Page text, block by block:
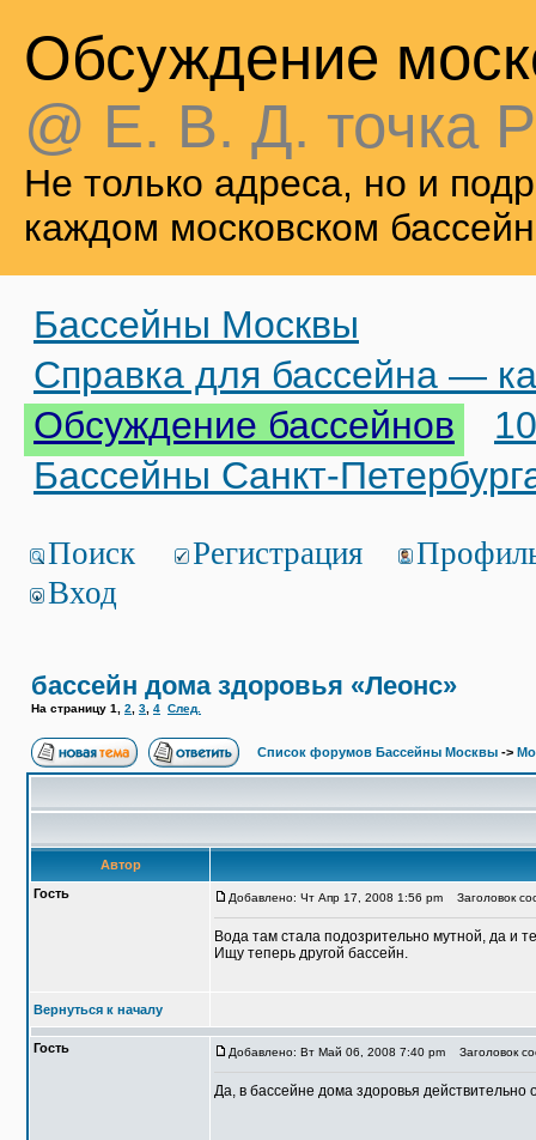
Обсуждение
@ Е. В. Д. точка
Не только адреса, но и
каждом московском
Бассейны Москвы
Справка для бассейна —
Обсуждение бассейнов
Бассейны Санкт-
Поиск Регистрация
Вход
бассейн дома здоровья «Леонс»
На страницу 1 2 3 4 След.
Список форумов Бассейны Москвы ->
Автор
Гость
Добавлено: Чт Апр 17, 2008 1:56 pm Заголовок
Вода там стала подозрительно мутной, да и
Ищу теперь другой бассейн.
Вернуться к началу
Гость Добавлено: Вт Май 06, 2008 7:40 pm Заголовок
Да, в бассейне дома здоровья